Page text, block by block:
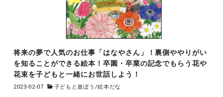
将来の夢で人気のお仕事「はなやさん」！裏側ややりがい
を知ることができる絵本！卒園・卒業の記念でもらう花や
花束を子どもと一緒にお世話しよう！
2023-02-07 子どもと遊ぼう /絵本だな